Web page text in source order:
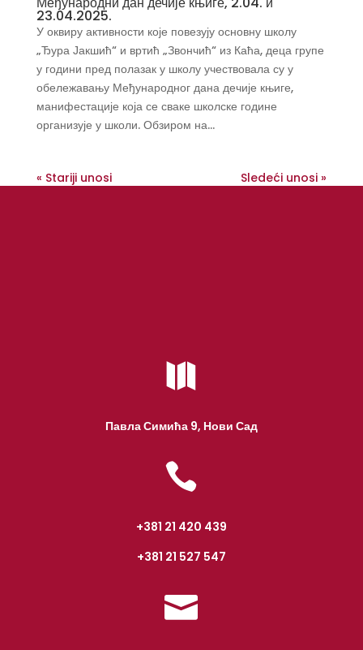
23.04.2025.
У оквиру активности које повезују основну школу
„Ђура Јакшић“ и вртић „Звончић“ из Каћа, деца групе
у години пред полазак у школу учествовала су у
обележавању Међународног дана дечије књиге,
манифестације која се сваке школске године
организује у школи. Обзиром на...
« Stariji unosi Sledeći unosi »

Павла Симића 9, Нови Сад

+381 21 420 439
+381 21 527 547
